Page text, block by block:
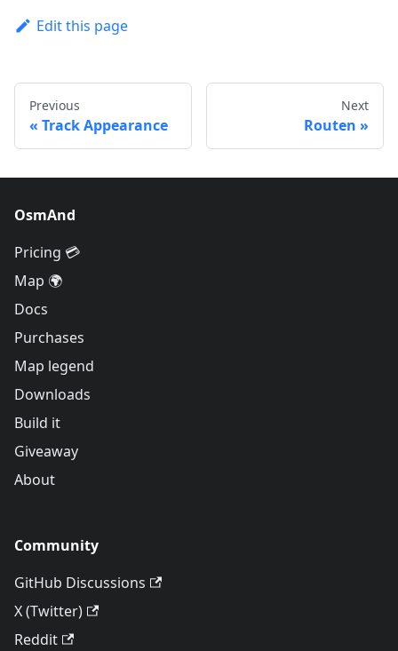
Edit this page
Previous
Track Appearance
Next
Routen
OsmAnd
Pricing 💳
Map 🌍
Docs
Purchases
Map legend
Downloads
Build it
Giveaway
About
Community
GitHub Discussions
X (Twitter)
Reddit